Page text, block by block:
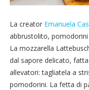
La creator Emanuela
abbrustolito,
La mozzarella
dal sapore delicato,
allevatori: tagliatela a
pomodorini. La fetta di